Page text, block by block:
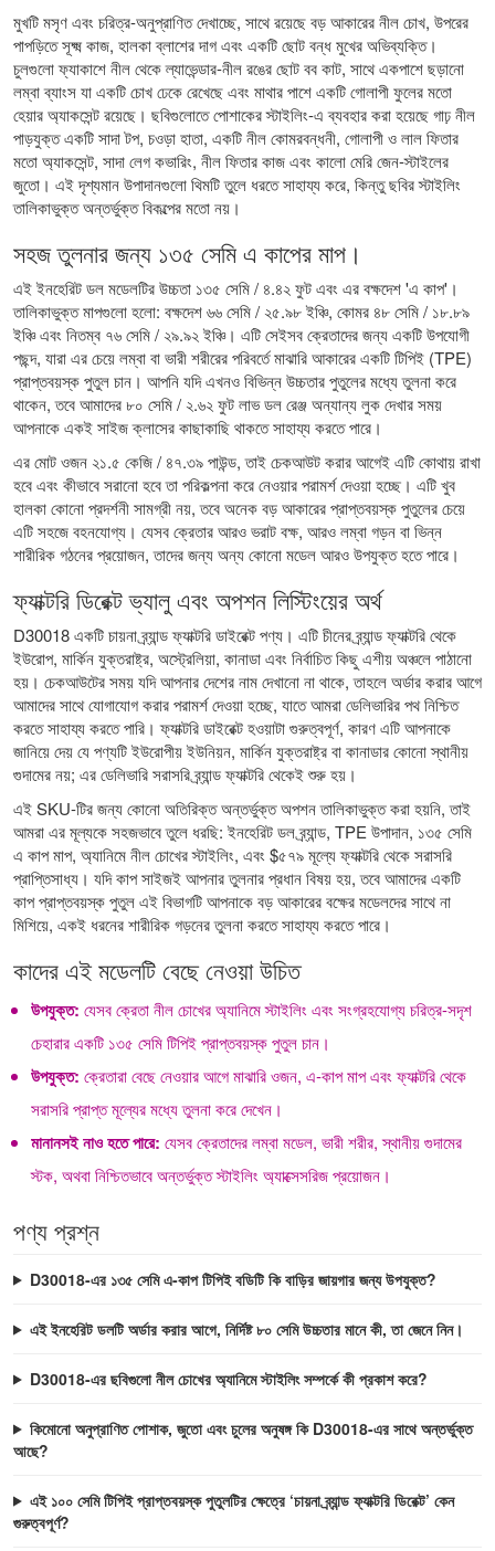
মুখটি মসৃণ এবং চরিত্র-অনুপ্রাণিত দেখাচ্ছে, সাথে রয়েছে বড় আকারের নীল চোখ, উপরের
পাপড়িতে সূক্ষ্ম কাজ, হালকা ব্লাশের দাগ এবং একটি ছোট বন্ধ মুখের অভিব্যক্তি।
চুলগুলো ফ্যাকাশে নীল থেকে ল্যাভেন্ডার-নীল রঙের ছোট বব কাট, সাথে একপাশে ছড়ানো
লম্বা ব্যাংস যা একটি চোখ ঢেকে রেখেছে এবং মাথার পাশে একটি গোলাপী ফুলের মতো
হেয়ার অ্যাকসেন্ট রয়েছে। ছবিগুলোতে পোশাকের স্টাইলিং-এ ব্যবহার করা হয়েছে গাঢ় নীল
পাড়যুক্ত একটি সাদা টপ, চওড়া হাতা, একটি নীল কোমরবন্ধনী, গোলাপী ও লাল ফিতার
মতো অ্যাকসেন্ট, সাদা লেগ কভারিং, নীল ফিতার কাজ এবং কালো মেরি জেন-স্টাইলের
জুতো। এই দৃশ্যমান উপাদানগুলো থিমটি তুলে ধরতে সাহায্য করে, কিন্তু ছবির স্টাইলিং
তালিকাভুক্ত অন্তর্ভুক্ত বিকল্পের মতো নয়।
সহজ তুলনার জন্য ১৩৫ সেমি এ কাপের মাপ।
এই ইনহেরিট ডল মডেলটির উচ্চতা ১৩৫ সেমি / ৪.৪২ ফুট এবং এর বক্ষদেশ 'এ কাপ'।
তালিকাভুক্ত মাপগুলো হলো: বক্ষদেশ ৬৬ সেমি / ২৫.৯৮ ইঞ্চি, কোমর ৪৮ সেমি / ১৮.৮৯
ইঞ্চি এবং নিতম্ব ৭৬ সেমি / ২৯.৯২ ইঞ্চি। এটি সেইসব ক্রেতাদের জন্য একটি উপযোগী
পছন্দ, যারা এর চেয়ে লম্বা বা ভারী শরীরের পরিবর্তে মাঝারি আকারের একটি টিপিই (TPE)
প্রাপ্তবয়স্ক পুতুল চান। আপনি যদি এখনও বিভিন্ন উচ্চতার পুতুলের মধ্যে তুলনা করে
থাকেন, তবে আমাদের৮০ সেমি / ২.৬২ ফুট লাভ ডল রেঞ্জ অন্যান্য লুক দেখার সময়
আপনাকে একই সাইজ ক্লাসের কাছাকাছি থাকতে সাহায্য করতে পারে।
এর মোট ওজন ২১.৫ কেজি / ৪৭.৩৯ পাউন্ড, তাই চেকআউট করার আগেই এটি কোথায় রাখা
হবে এবং কীভাবে সরানো হবে তা পরিকল্পনা করে নেওয়ার পরামর্শ দেওয়া হচ্ছে। এটি খুব
হালকা কোনো প্রদর্শনী সামগ্রী নয়, তবে অনেক বড় আকারের প্রাপ্তবয়স্ক পুতুলের চেয়ে
এটি সহজে বহনযোগ্য। যেসব ক্রেতার আরও ভরাট বক্ষ, আরও লম্বা গড়ন বা ভিন্ন
শারীরিক গঠনের প্রয়োজন, তাদের জন্য অন্য কোনো মডেল আরও উপযুক্ত হতে পারে।
ফ্যাক্টরি ডিরেক্ট ভ্যালু এবং অপশন লিস্টিংয়ের অর্থ
D30018 একটি চায়না ব্র্যান্ড ফ্যাক্টরি ডাইরেক্ট পণ্য। এটি চীনের ব্র্যান্ড ফ্যাক্টরি থেকে
ইউরোপ, মার্কিন যুক্তরাষ্ট্র, অস্ট্রেলিয়া, কানাডা এবং নির্বাচিত কিছু এশীয় অঞ্চলে পাঠানো
হয়। চেকআউটের সময় যদি আপনার দেশের নাম দেখানো না থাকে, তাহলে অর্ডার করার আগে
আমাদের সাথে যোগাযোগ করার পরামর্শ দেওয়া হচ্ছে, যাতে আমরা ডেলিভারির পথ নিশ্চিত
করতে সাহায্য করতে পারি। ফ্যাক্টরি ডাইরেক্ট হওয়াটা গুরুত্বপূর্ণ, কারণ এটি আপনাকে
জানিয়ে দেয় যে পণ্যটি ইউরোপীয় ইউনিয়ন, মার্কিন যুক্তরাষ্ট্র বা কানাডার কোনো স্থানীয়
গুদামের নয়; এর ডেলিভারি সরাসরি ব্র্যান্ড ফ্যাক্টরি থেকেই শুরু হয়।
এই SKU-টির জন্য কোনো অতিরিক্ত অন্তর্ভুক্ত অপশন তালিকাভুক্ত করা হয়নি, তাই
আমরা এর মূল্যকে সহজভাবে তুলে ধরছি: ইনহেরিট ডল ব্র্যান্ড, TPE উপাদান, ১৩৫ সেমি
এ কাপ মাপ, অ্যানিমে নীল চোখের স্টাইলিং, এবং $৫৭৯ মূল্যে ফ্যাক্টরি থেকে সরাসরি
প্রাপ্তিসাধ্য। যদি কাপ সাইজই আপনার তুলনার প্রধান বিষয় হয়, তবে আমাদেরএকটি
কাপ প্রাপ্তবয়স্ক পুতুলএই বিভাগটি আপনাকে বড় আকারের বক্ষের মডেলদের সাথে না
মিশিয়ে, একই ধরনের শারীরিক গড়নের তুলনা করতে সাহায্য করতে পারে।
কাদের এই মডেলটি বেছে নেওয়া উচিত
উপযুক্ত: যেসব ক্রেতা নীল চোখের অ্যানিমে স্টাইলিং এবং সংগ্রহযোগ্য চরিত্র-সদৃশ
চেহারার একটি ১৩৫ সেমি টিপিই প্রাপ্তবয়স্ক পুতুল চান।
উপযুক্ত: ক্রেতারা বেছে নেওয়ার আগে মাঝারি ওজন, এ-কাপ মাপ এবং ফ্যাক্টরি থেকে
সরাসরি প্রাপ্ত মূল্যের মধ্যে তুলনা করে দেখেন।
মানানসই নাও হতে পারে: যেসব ক্রেতাদের লম্বা মডেল, ভারী শরীর, স্থানীয় গুদামের
স্টক, অথবা নিশ্চিতভাবে অন্তর্ভুক্ত স্টাইলিং অ্যাক্সেসরিজ প্রয়োজন।
পণ্য প্রশ্ন
D30018-এর ১৩৫ সেমি এ-কাপ টিপিই বডিটি কি বাড়ির জায়গার জন্য উপযুক্ত?
এই ইনহেরিট ডলটি অর্ডার করার আগে, নির্দিষ্ট ৮০ সেমি উচ্চতার মানে কী, তা জেনে নিন।
D30018-এর ছবিগুলো নীল চোখের অ্যানিমে স্টাইলিং সম্পর্কে কী প্রকাশ করে?
কিমোনো অনুপ্রাণিত পোশাক, জুতো এবং চুলের অনুষঙ্গ কি D30018-এর সাথে অন্তর্ভুক্ত
আছে?
এই ১০০ সেমি টিপিই প্রাপ্তবয়স্ক পুতুলটির ক্ষেত্রে ‘চায়না ব্র্যান্ড ফ্যাক্টরি ডিরেক্ট’ কেন
গুরুত্বপূর্ণ?